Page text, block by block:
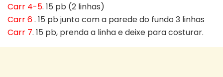
Carr 4-5. 15 pb (2 linhas)
Carr 6. 15 pb junto com a parede do fundo 3 linhas
Carr 7. 15 pb, prenda a linha e deixe para costurar.